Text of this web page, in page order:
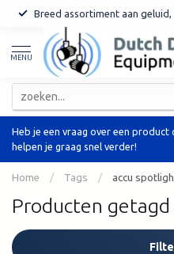
Breed assortiment aan geluid,
MENU
Heb je een vraag over een
helpen je graag snel verder!
Home / Tags / accu
Producten